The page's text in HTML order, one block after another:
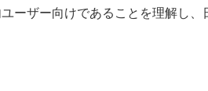
ーザー向けであることを理解し